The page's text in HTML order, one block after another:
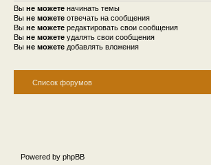
Вы не можете начинать темы
Вы не можете отвечать на сообщения
Вы не можете редактировать свои сообщения
Вы не можете удалять свои сообщения
Вы не можете добавлять вложения
Список форумов
Powered by phpBB